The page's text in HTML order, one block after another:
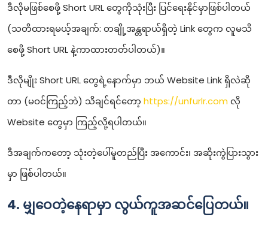
ဒီလိုမဖြစ်စေဖို့ Short URL တွေကိုသုံးပြီး ပြင်ရေးနိုင်မှာဖြစ်ပါတယ်
(သတိထားရမယ့်အချက်: တချို့အန္တရာယ်ရှိတဲ့ Link တွေက လူမသိ
စေဖို့ Short URL နဲ့ကာထားတတ်ပါတယ်)။
ဒီလိုမျိုး Short URL တွေရဲ့နောက်မှာ ဘယ် Website Link ရှိလဲဆို
တာ (မဝင်ကြည့်ဘဲ) သိချင်ရင်တော့ https://unfurlr.comလို
Website တွေမှာ ကြည့်လို့ရပါတယ်။
ဒီအချက်ကတော့ သုံးတဲ့ပေါ်မူတည်ပြီး အကောင်း၊ အဆိုးကွဲပြားသွား
မှာ ဖြစ်ပါတယ်။
4. မျှဝေတဲ့နေရာမှာ လွယ်ကူအဆင်ပြေတယ်။